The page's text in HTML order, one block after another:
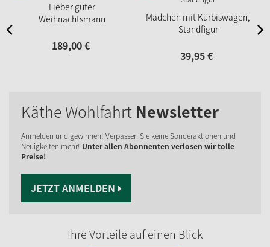
Lieber guter
Weihnachtsmann
189,00€
Mädchen mit Kürbiswagen,
Standfigur
39,95€
Käthe Wohlfahrt Newsletter
Anmelden und gewinnen! Verpassen Sie keine Sonderaktionen und
Neuigkeiten mehr! Unter allen Abonnenten verlosen wir tolle
Preise!
JETZT ANMELDEN
Ihre Vorteile auf einen Blick